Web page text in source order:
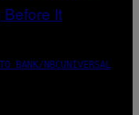
BANK/NBCUNIVERSAL